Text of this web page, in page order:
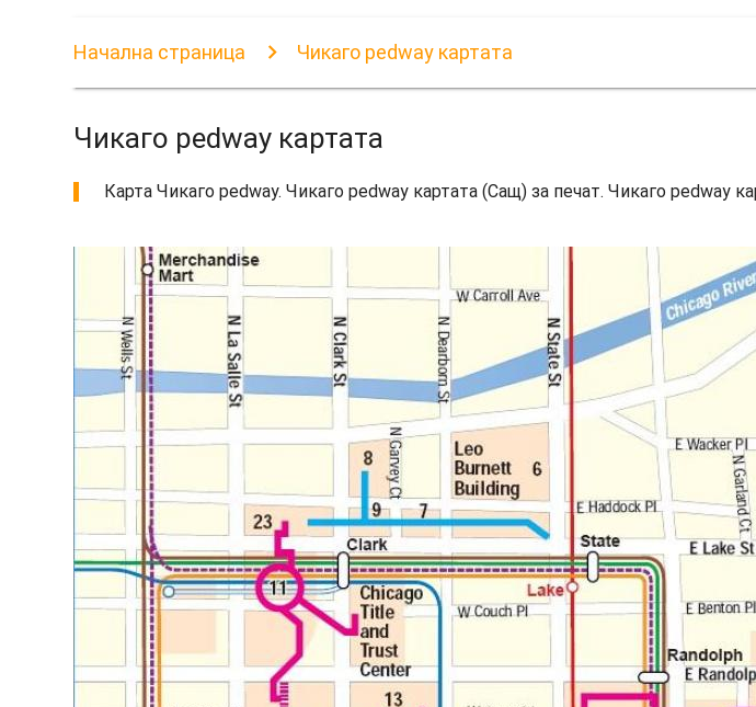
Начална страница Чикаго pedway картата
Чикаго pedway картата
Карта Чикаго pedway. Чикаго pedway картата (Сащ) за печат. Чикаго pedway